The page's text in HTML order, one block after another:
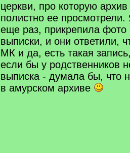
церкви, про которую архив
полистно ее
еще раз, прикрепила фото
выписки, и они ответили,
МК и да, есть такая
если бы у родственников
выписка - думала бы, что
в амурском архиве